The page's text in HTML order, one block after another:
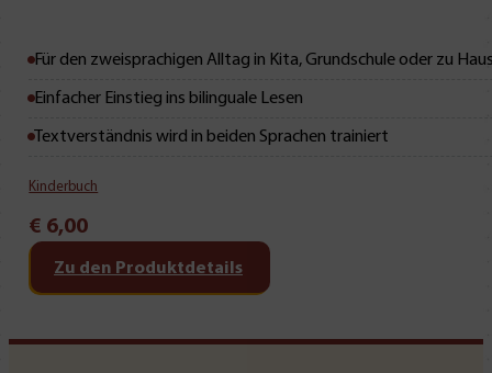
Für den zweisprachigen Alltag in Kita, Grundschule oder zu
Einfacher Einstieg ins bilinguale Lesen
Textverständnis wird in beiden Sprachen trainiert
Kinderbuch
€ 6,00
Zu den Produktdetails